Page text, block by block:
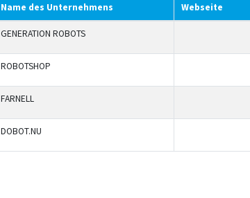
Name des Unternehmens Webseite
GENERATION ROBOTS
ROBOTSHOP
FARNELL
DOBOT.NU